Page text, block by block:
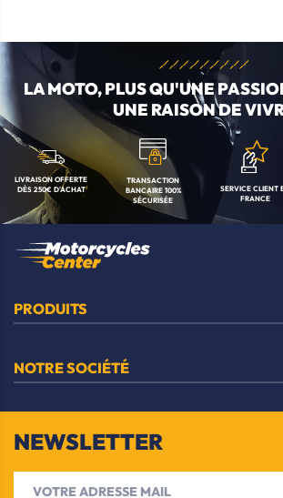
LIVRAISON OFFERTE
DÈS 250€ D'ACHAT
TRANSACTION
BANCAIRE 100%
SÉCURISÉE
LA MOTO, PLUS QU'UNE
UNE RAISON DE
SERVICE CLIENT
FRANCE
PRODUITS
NOTRE SOCIÉTÉ
NEWSLETTER